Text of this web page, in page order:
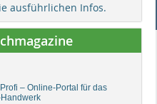
ausführlichen Infos.
– Online-Portal für das